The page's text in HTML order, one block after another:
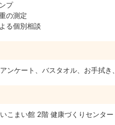
プ
の測定
る個別相談
ンケート、バスタオル、お手拭
こまい館 2階 健康づくりセンター